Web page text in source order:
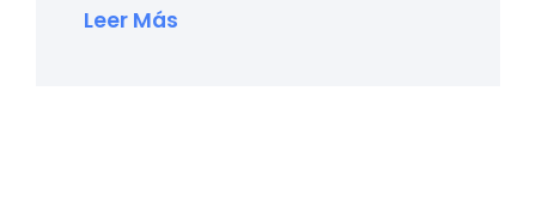
Leer Más